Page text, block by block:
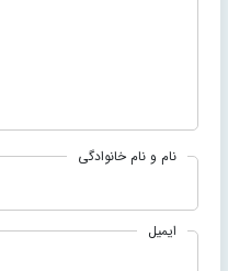
نام و نام خانوادگی
ایمیل